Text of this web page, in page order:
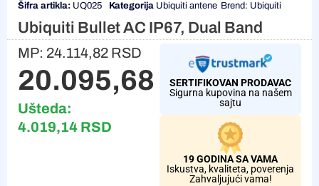
Šifra artikla: UQ025 Kategorija Ubiquiti antene Brend: Ubiquiti
Ubiquiti Bullet AC IP67, Dual Band
MP: 24.114,82 RSD
20.095,68 RSD
Ušteda:
4.019,14 RSD
SERTIFIKOVAN PRODAVAC
Sigurna kupovina na našem
sajtu
19 GODINA SA VAMA
Iskustva, kvaliteta, poverenja
Zahvaljujući vama!